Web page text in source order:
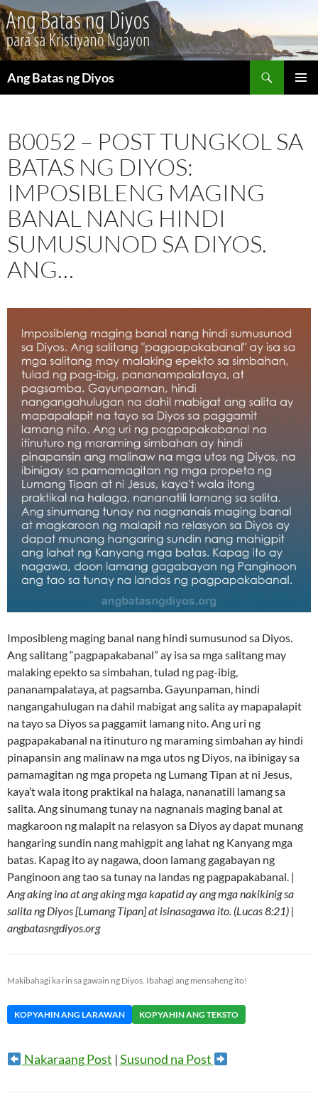
Ang Batas ng Diyos
B0052 – POST TUNGKOL SA
BATAS NG DIYOS:
IMPOSIBLENG MAGING
BANAL NANG HINDI
SUMUSUNOD SA DIYOS.
ANG…
Imposibleng maging banal nang hindi sumusunod sa Diyos.
Ang salitang “pagpapakabanal” ay isa sa mga salitang may
malaking epekto sa simbahan, tulad ng pag-ibig,
pananampalataya, at pagsamba. Gayunpaman, hindi
nangangahulugan na dahil mabigat ang salita ay mapapalapit
na tayo sa Diyos sa paggamit lamang nito. Ang uri ng
pagpapakabanal na itinuturo ng maraming simbahan ay hindi
pinapansin ang malinaw na mga utos ng Diyos, na ibinigay sa
pamamagitan ng mga propeta ng Lumang Tipan at ni Jesus,
kaya’t wala itong praktikal na halaga, nananatili lamang sa
salita. Ang sinumang tunay na nagnanais maging banal at
magkaroon ng malapit na relasyon sa Diyos ay dapat munang
hangaring sundin nang mahigpit ang lahat ng Kanyang mga
batas. Kapag ito ay nagawa, doon lamang gagabayan ng
Panginoon ang tao sa tunay na landas ng pagpapakabanal. |
Ang aking ina at ang aking mga kapatid ay ang mga nakikinig sa
salita ng Diyos [Lumang Tipan] at isinasagawa ito. (Lucas 8:21) |
angbatasngdiyos.org
Makibahagi ka rin sa gawain ng Diyos. Ibahagi ang mensaheng ito!
KOPYAHIN ANG LARAWAN KOPYAHIN ANG TEKSTO
Nakaraang Post |Susunod na Post